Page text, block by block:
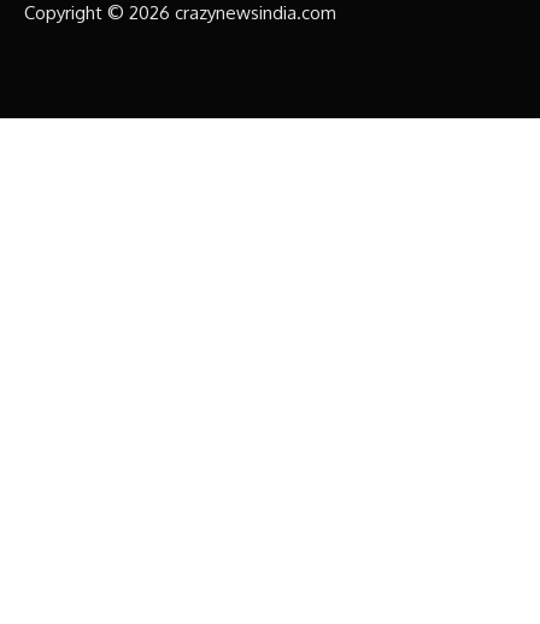
Copyright © 2026 crazynewsindia.com